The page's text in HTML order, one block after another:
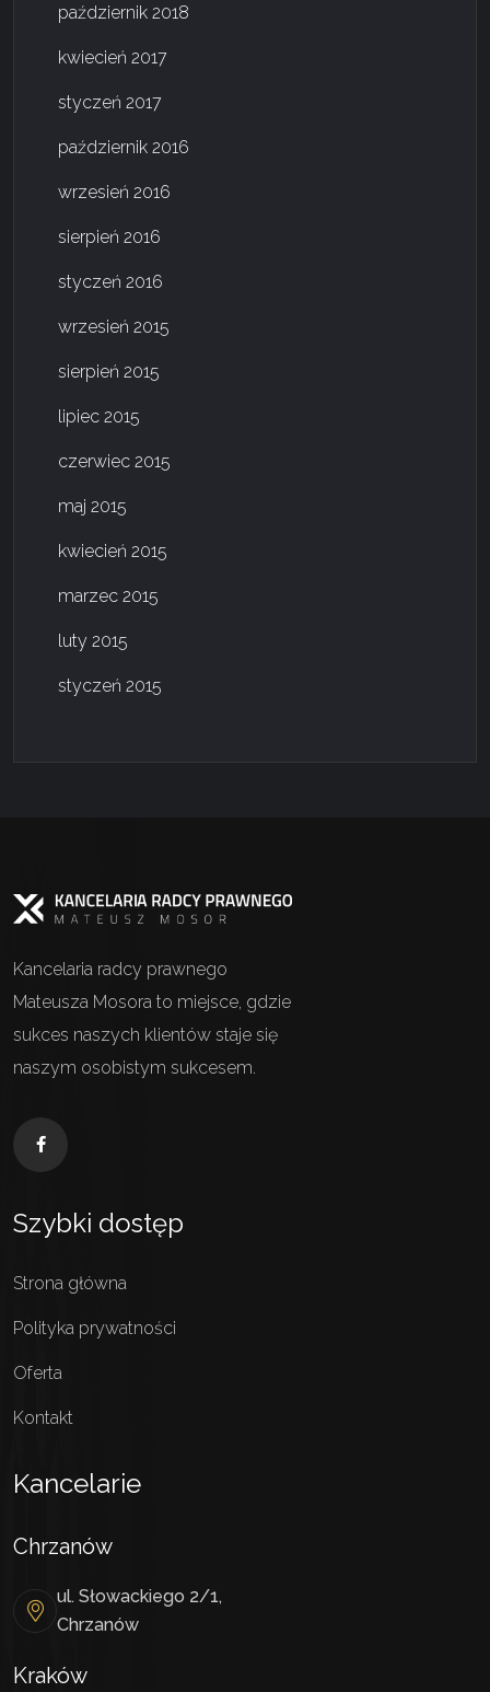
październik 2018
kwiecień 2017
styczeń 2017
październik 2016
wrzesień 2016
sierpień 2016
styczeń 2016
wrzesień 2015
sierpień 2015
lipiec 2015
czerwiec 2015
maj 2015
kwiecień 2015
marzec 2015
luty 2015
styczeń 2015
Kancelaria radcy prawnego
Mateusza Mosora to miejsce, gdzie
sukces naszych klientów staje się
naszym osobistym sukcesem.
Szybki dostęp
Strona główna
Polityka prywatności
Oferta
Kontakt
Kancelarie
Chrzanów
ul. Słowackiego 2/1,
Chrzanów
Kraków